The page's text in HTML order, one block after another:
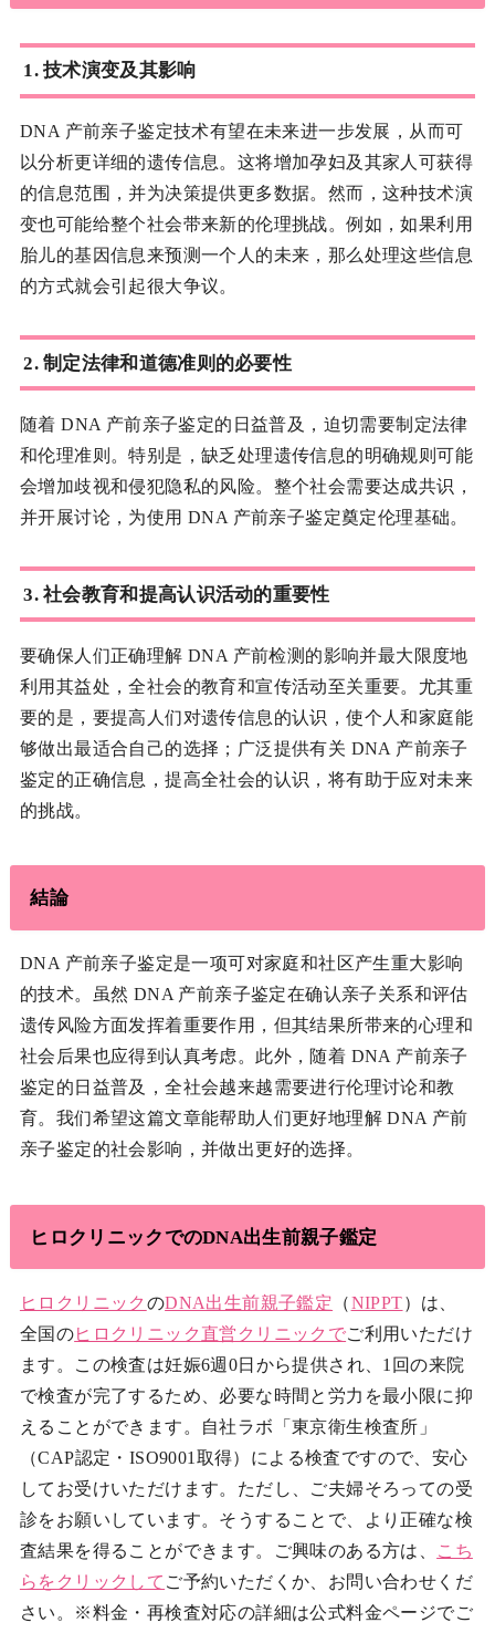
1. 技术演变及其影响
DNA 产前亲子鉴定技术有望在未来进一步发展，从而可
以分析更详细的遗传信息。这将增加孕妇及其家人可获得
的信息范围，并为决策提供更多数据。然而，这种技术演
变也可能给整个社会带来新的伦理挑战。例如，如果利用
胎儿的基因信息来预测一个人的未来，那么处理这些信息
的方式就会引起很大争议。
2. 制定法律和道德准则的必要性
随着 DNA 产前亲子鉴定的日益普及，迫切需要制定法律
和伦理准则。特别是，缺乏处理遗传信息的明确规则可能
会增加歧视和侵犯隐私的风险。整个社会需要达成共识，
并开展讨论，为使用 DNA 产前亲子鉴定奠定伦理基础。
3. 社会教育和提高认识活动的重要性
要确保人们正确理解 DNA 产前检测的影响并最大限度地
利用其益处，全社会的教育和宣传活动至关重要。尤其重
要的是，要提高人们对遗传信息的认识，使个人和家庭能
够做出最适合自己的选择；广泛提供有关 DNA 产前亲子
鉴定的正确信息，提高全社会的认识，将有助于应对未来
的挑战。
結論
DNA 产前亲子鉴定是一项可对家庭和社区产生重大影响
的技术。虽然 DNA 产前亲子鉴定在确认亲子关系和评估
遗传风险方面发挥着重要作用，但其结果所带来的心理和
社会后果也应得到认真考虑。此外，随着 DNA 产前亲子
鉴定的日益普及，全社会越来越需要进行伦理讨论和教
育。我们希望这篇文章能帮助人们更好地理解 DNA 产前
亲子鉴定的社会影响，并做出更好的选择。
ヒロクリニックでのDNA出生前親子鑑定
ヒロクリニック のDNA出生前親子鑑定 （NIPPT）は、
全国のヒロクリニック 直営クリニックでご利用いただけ
ます。この検査は妊娠6週0日から提供され、1回の来院
で検査が完了するため、必要な時間と労力を最小限に抑
えることができます。自社ラボ「東京衛生検査所」
（CAP認定・ISO9001取得）による検査ですので、安心
してお受けいただけます。ただし、ご夫婦そろっての受
診をお願いしています。そうすることで、より正確な検
査結果を得ることができます。ご興味のある方は、
こち
らをクリックして ご予約いただくか、お問い合わせくだ
さい。※料金・再検査対応の詳細は公式料金ページでご